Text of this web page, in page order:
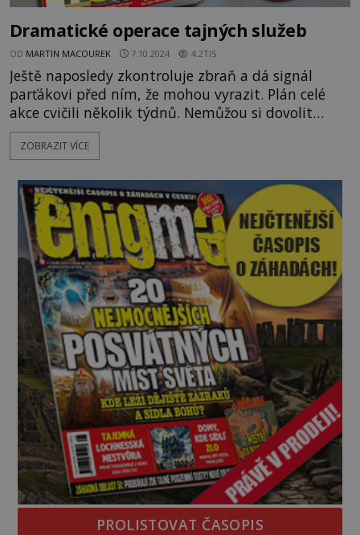
Dramatické operace tajných služeb
OD MARTIN MACOUREK 7.10.2024 4.2TIS
Ještě naposledy zkontroluje zbraň a dá signál
parťákovi před ním, že mohou vyrazit. Plán celé
akce cvičili několik týdnů. Nemůžou si dovolit
sebemenší chybičku, jinak vše přijde vniveč. A
hlavně, pověst jejich tajné služby se otřese v
Speciál zažijete pořádně horké chvilky. Na paškál
jsme si totiž vzali operace tajných služeb, kde není
o drama, akc
ZOBRAZIT VÍCE
PROLISTOVAT ČASOPIS